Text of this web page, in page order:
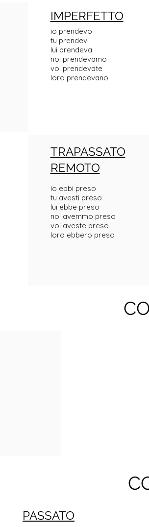
IMPERFETTO
io prendevo
tu prendevi
lui prendeva
noi prendevamo
voi prendevate
loro prendevano
TRAPASSATO
REMOTO
io ebbi preso
tu avesti preso
lui ebbe preso
noi avemmo preso
voi aveste preso
loro ebbero preso
PASSATO